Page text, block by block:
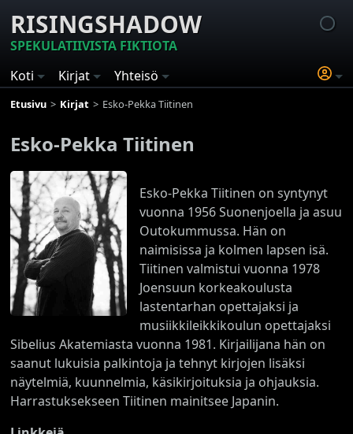
RISINGSHADOW
SPEKULATIIVISTA FIKTIOTA
Koti
Kirjat Yhteisö
Etusivu Kirjat Esko-Pekka Tiitinen
Esko-Pekka Tiitinen
Esko-Pekka Tiitinen on syntynyt
vuonna 1956 Suonenjoella ja asuu
Outokummussa. Hän on
naimisissa ja kolmen lapsen isä.
Tiitinen valmistui vuonna 1978
Joensuun korkeakoulusta
lastentarhan opettajaksi ja
musiikkileikkikoulun opettajaksi
Sibelius Akatemiasta vuonna 1981. Kirjailijana hän on
saanut lukuisia palkintoja ja tehnyt kirjojen lisäksi
näytelmiä, kuunnelmia, käsikirjoituksia ja ohjauksia.
Harrastuksekseen Tiitinen mainitsee Japanin.